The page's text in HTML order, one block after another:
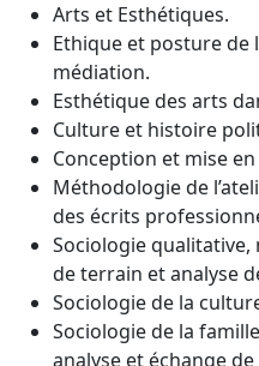
Arts et Esthétiques.
Ethique et posture de
médiation.
Esthétique des arts
Culture et histoire
Conception et mise
Méthodologie de
des écrits
Sociologie qualitative,
de terrain et analyse
Sociologie de la
Sociologie de la
analyse et échange